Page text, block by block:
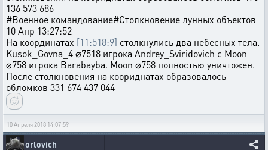
136 573 686
#Военное командование#Столкновение лунных объектов
10 Апр 13:27:52
На координатах [11:518:9] столкнулись два небесных тела.
Kusok_Govna_4 ⌀7518 игрока Andrey_Sviridovich с Moon
⌀758 игрока Barabayba. Moon ⌀758 полностью уничтожен.
После столкновения на коориднатах образовалось
обломков 331 674 437 044
10 Апреля 2018 14:07:59
orlovich